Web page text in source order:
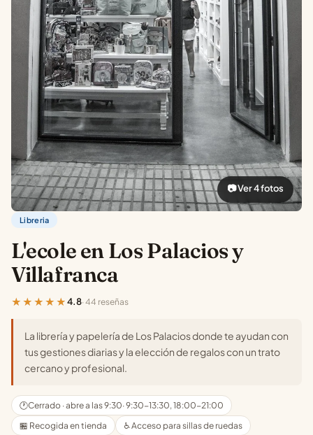
📷 Ver 4 fotos
Libreria
L'ecole en Los Palacios y
Villafranca
★★★★★4.8· 44 reseñas
La librería y papelería de Los Palacios donde te ayudan con
tus gestiones diarias y la elección de regalos con un trato
cercano y profesional.
🕐Cerrado · abre a las 9:30· 9:30-13:30, 18:00-21:00
🏪 Recogida en tienda
♿ Acceso para sillas de ruedas